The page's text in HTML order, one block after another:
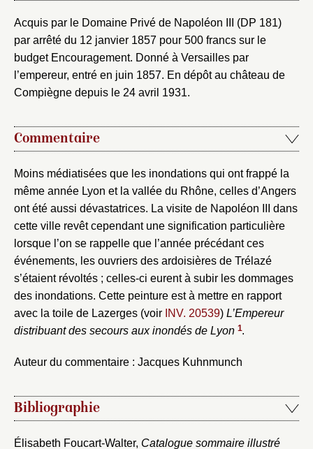
Acquis par le Domaine Privé de Napoléon III (DP 181)
par arrêté du 12 janvier 1857 pour 500 francs sur le
budget Encouragement. Donné à Versailles par
l’empereur, entré en juin 1857. En dépôt au château de
Compiègne depuis le 24 avril 1931.
Commentaire
Moins médiatisées que les inondations qui ont frappé la
même année Lyon et la vallée du Rhône, celles d’Angers
ont été aussi dévastatrices. La visite de Napoléon III dans
cette ville revêt cependant une signification particulière
lorsque l’on se rappelle que l’année précédant ces
événements, les ouvriers des ardoisières de Trélazé
s’étaient révoltés ; celles-ci eurent à subir les dommages
des inondations. Cette peinture est à mettre en rapport
avec la toile de Lazerges (voir INV. 20539) L’Empereur
distribuant des secours aux inondés de Lyon 1.
Auteur du commentaire : Jacques Kuhnmunch
Bibliographie
Élisabeth Foucart-Walter, Catalogue sommaire illustré
Choix du dossier où ajouter la
notice
Nom du dossier
Valider
Nouveau dossier
Créer et ajouter
Connexion
Courriel
Mot de passe
Envoyer
Vous avez oublié votre mot de passe ?Cliquez ici